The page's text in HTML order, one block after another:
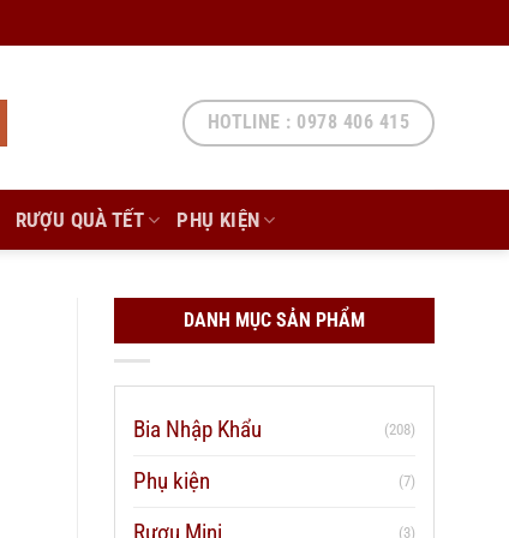
HOTLINE : 0978 406 415
RƯỢU QUÀ TẾT PHỤ KIỆN
DANH MỤC SẢN PHẨM
Bia Nhập Khẩu (208)
Phụ kiện (7)
Rượu Mini (3)